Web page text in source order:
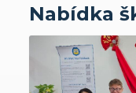
Nabídka